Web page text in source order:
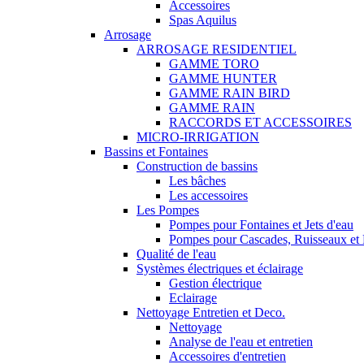
Accessoires
Spas Aquilus
Arrosage
ARROSAGE RESIDENTIEL
GAMME TORO
GAMME HUNTER
GAMME RAIN BIRD
GAMME RAIN
RACCORDS ET ACCESSOIRES
MICRO-IRRIGATION
Bassins et Fontaines
Construction de bassins
Les bâches
Les accessoires
Les Pompes
Pompes pour Fontaines et Jets d'eau
Pompes pour Cascades, Ruisseaux
Qualité de l'eau
Systèmes électriques et éclairage
Gestion électrique
Eclairage
Nettoyage Entretien et Deco.
Nettoyage
Analyse de l'eau et entretien
Accessoires d'entretien